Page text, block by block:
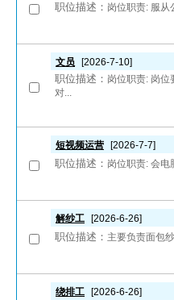
职位描述： 岗位职责: 服
文员 [2026-7-10]
职位描述： 岗位职责: 岗
对...
短视频运营 [2026-7-7]
职位描述： 岗位职责: 会电
解纱工 [2026-6-26]
职位描述： 主要负责面包
绕排工 [2026-6-26]